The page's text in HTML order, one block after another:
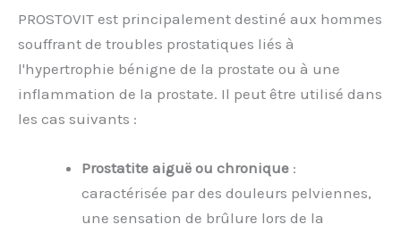
PROSTOVIT est principalement destiné aux hommes
souffrant de troubles prostatiques liés à
l'hypertrophie bénigne de la prostate ou à une
inflammation de la prostate. Il peut être utilisé dans
les cas suivants :
Prostatite aiguë ou chronique :
caractérisée par des douleurs pelviennes,
une sensation de brûlure lors de la